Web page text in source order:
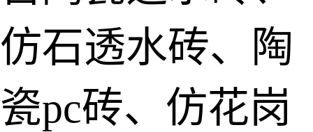
仿石透水砖、陶
瓷pc砖、仿花岗